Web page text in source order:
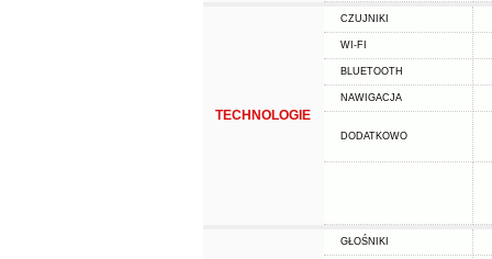
TECHNOLOGIE
CZUJNIKI
WI-FI
BLUETOOTH
NAWIGACJA
DODATKOWO
GŁOŚNIKI